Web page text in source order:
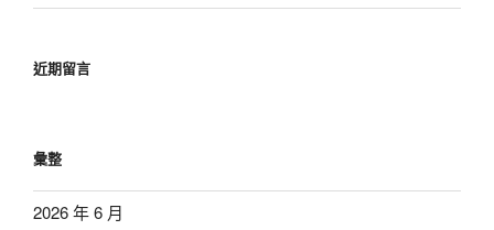
近期留言
彙整
2026 年 6 月